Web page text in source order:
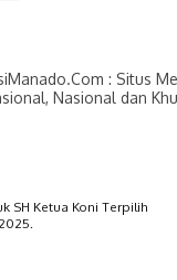
: Situs
Nasional dan
SH Ketua Koni Terpilih